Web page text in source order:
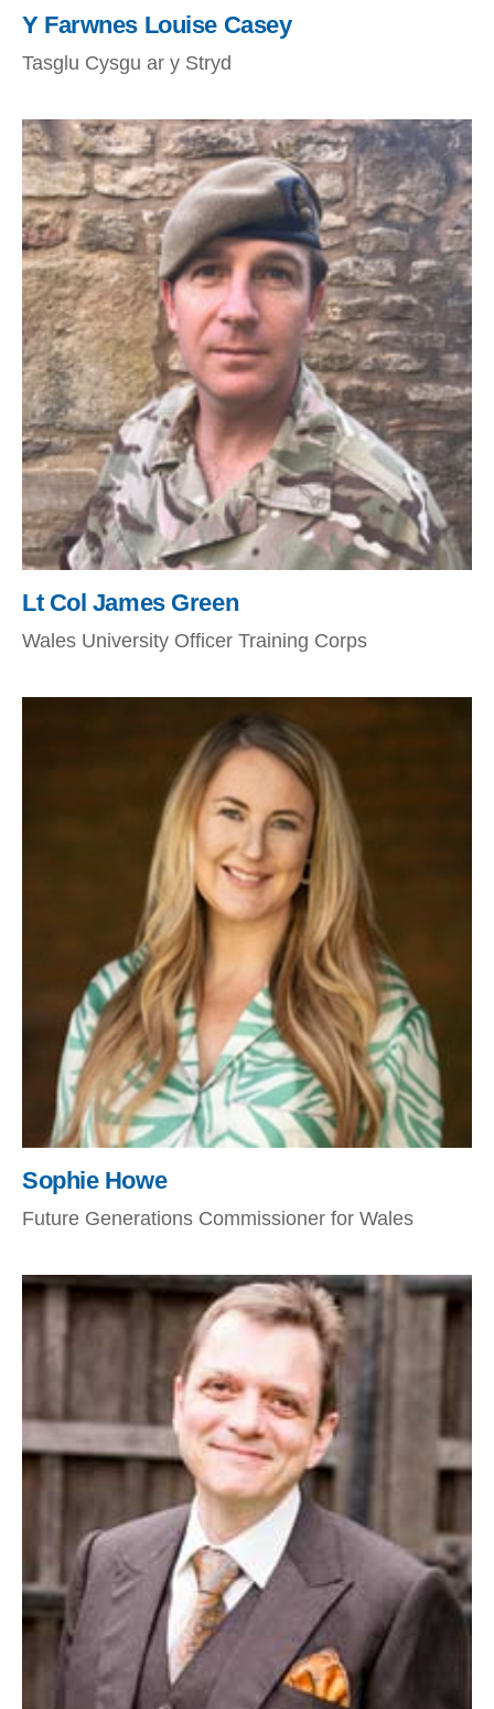
Y Farwnes Louise Casey
Tasglu Cysgu ar y Stryd
Lt Col James Green
Wales University Officer Training Corps
Sophie Howe
Future Generations Commissioner for Wales